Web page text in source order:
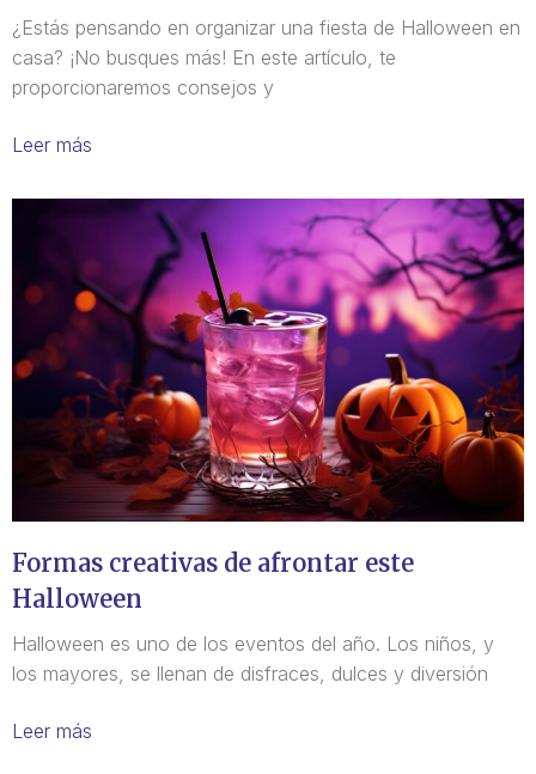
¿Estás pensando en organizar una fiesta de Halloween en
casa? ¡No busques más! En este artículo, te
proporcionaremos consejos y
Leer más
Formas creativas de afrontar este
Halloween
Halloween es uno de los eventos del año. Los niños, y
los mayores, se llenan de disfraces, dulces y diversión
Leer más